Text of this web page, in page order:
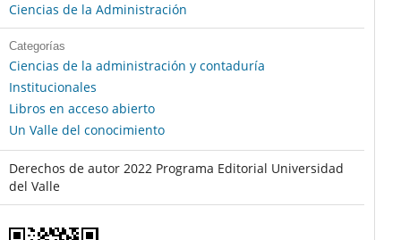
Ciencias de la Administración
Categorías
Ciencias de la administración y contaduría
Institucionales
Libros en acceso abierto
Un Valle del conocimiento
Derechos de autor 2022 Programa Editorial Universidad
del Valle